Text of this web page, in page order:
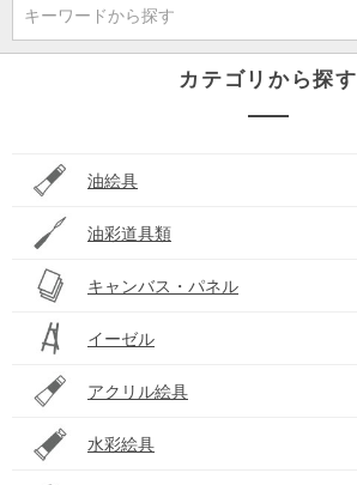
キーワードから探す
カテゴリから探す
油絵具
油彩道具類
キャンバス・パネル
イーゼル
アクリル絵具
水彩絵具